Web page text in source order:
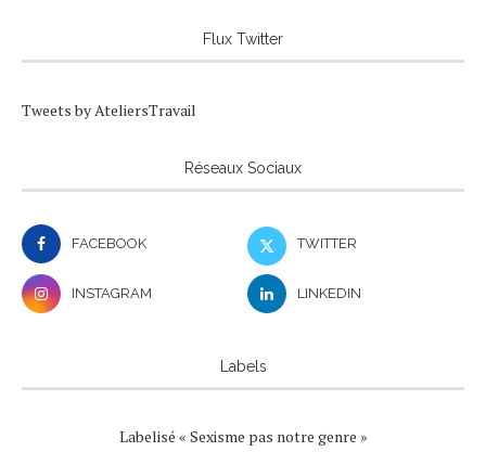
Flux Twitter
Tweets by AteliersTravail
Réseaux Sociaux
FACEBOOK TWITTER
INSTAGRAM LINKEDIN
Labels
Labelisé « Sexisme pas notre genre »